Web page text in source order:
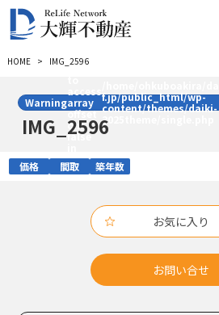
HOME IMG_2596
Warning
:
Trying
array
offset
on
false
f.jp/public_html/wp-
content/themes/daiki-
2025theme/single.php
IMG_2596
価格 間取 築年数
お気に入り
お問い合せ